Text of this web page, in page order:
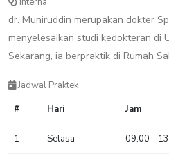
dr. Muniruddin merupakan dokter
menyelesaikan studi kedokteran di
Sekarang, ia berpraktik di Rumah
Jadwal Praktek
#
Hari Jam
1 Selasa 09:00 -